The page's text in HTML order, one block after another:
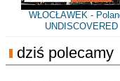
WŁOCŁAWEK -
UNDISCOVERED
dziś polecamy